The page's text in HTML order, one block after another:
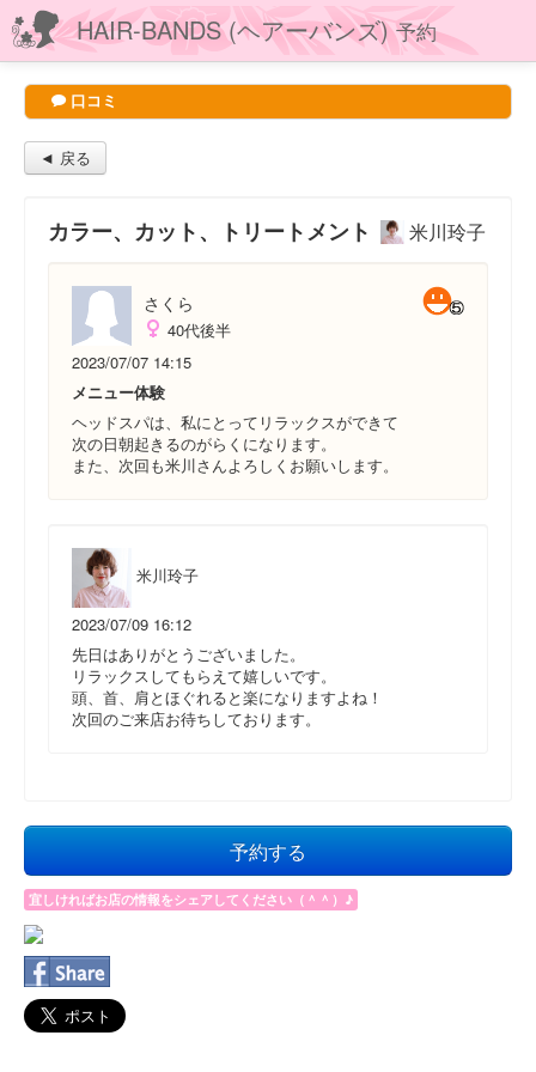
HAIR-BANDS (ヘアーバンズ)予約
口コミ
◄ 戻る
カラー、カット、トリートメント 米川玲子
さくら
40代後半
2023/07/07 14:15
メニュー体験
ヘッドスパは、私にとってリラックスができて
次の日朝起きるのがらくになります。
また、次回も米川さんよろしくお願いします。
米川玲子
2023/07/09 16:12
先日はありがとうございました。
リラックスしてもらえて嬉しいです。
頭、首、肩とほぐれると楽になりますよね！
次回のご来店お待ちしております。
予約する
宜しければお店の情報をシェアしてください（＾＾）♪